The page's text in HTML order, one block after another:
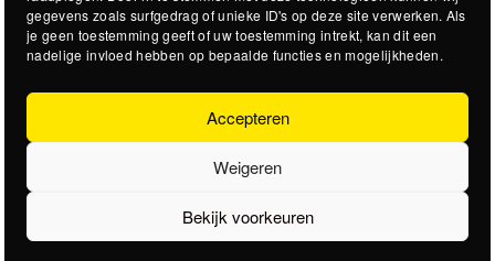
gegevens zoals surfgedrag of unieke ID's op deze site verwerken. Als
je geen toestemming geeft of uw toestemming intrekt, kan dit een
nadelige invloed hebben op bepaalde functies en mogelijkheden.
Accepteren
Weigeren
Bekijk voorkeuren